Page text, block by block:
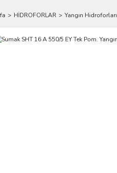
HİDROFORLAR Yangın Hidroforları